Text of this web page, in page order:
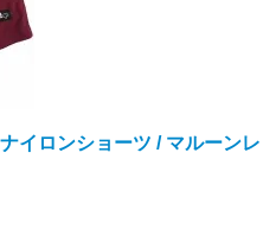
イロンショーツ / マルーンレ